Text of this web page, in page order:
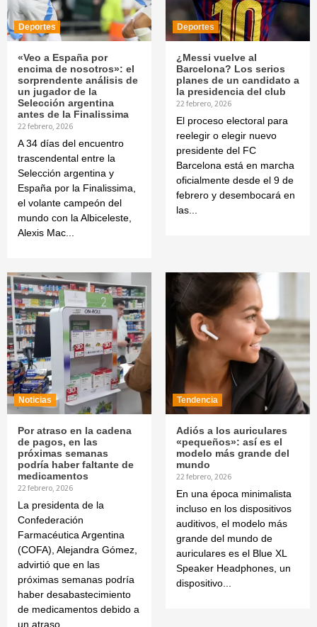
Deportes
«Veo a España por
encima de nosotros»: el
sorprendente análisis de
un jugador de la
Selección argentina
antes de la Finalissima
22 febrero, 2026
A 34 días del encuentro
trascendental entre la
Selección argentina y
España por la Finalissima,
el volante campeón del
mundo con la Albiceleste,
Alexis Mac...
Deportes
¿Messi vuelve al
Barcelona? Los serios
planes de un candidato a
la presidencia del club
22 febrero, 2026
El proceso electoral para
reelegir o elegir nuevo
presidente del FC
Barcelona está en marcha
oficialmente desde el 9 de
febrero y desembocará en
las...
Noticias
Por atraso en la cadena
de pagos, en las
próximas semanas
podría haber faltante de
medicamentos
22 febrero, 2026
La presidenta de la
Confederación
Farmacéutica Argentina
(COFA), Alejandra Gómez,
advirtió que en las
próximas semanas podría
haber desabastecimiento
de medicamentos debido a
un atraso...
Tendencia
Adiós a los auriculares
«pequeños»: así es el
modelo más grande del
mundo
22 febrero, 2026
En una época minimalista
incluso en los dispositivos
auditivos, el modelo más
grande del mundo de
auriculares es el Blue XL
Speaker Headphones, un
dispositivo...